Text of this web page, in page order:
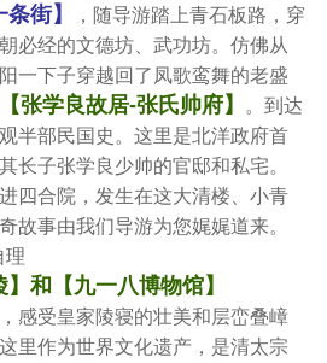
条街】
，随导游踏上青石板路，穿
必经的文德坊、武功坊。仿佛从
一下子穿越回了凤歌鸾舞的老盛
【张学良故居-张氏帅府】
。到达
半部民国史。这里是北洋政府首
长子张学良少帅的官邸和私宅。
四合院，发生在这大清楼、小青
故事由我们导游为您娓娓道来。
理
和【九一八博物馆】
感受皇家陵寝的壮美和层峦叠嶂
里作为世界文化遗产，是清太宗